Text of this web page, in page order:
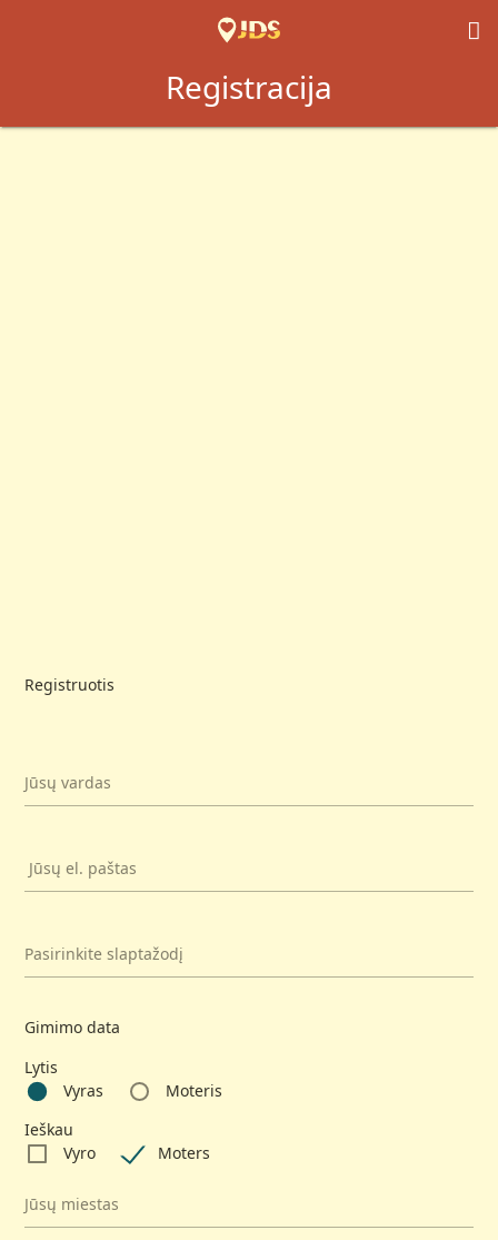

Registracija
Registruotis
Jūsų vardas
Jūsų el. paštas
Pasirinkite slaptažodį
Gimimo data
Lytis
Vyras
Moteris
Ieškau
Vyro
Moters
Jūsų miestas